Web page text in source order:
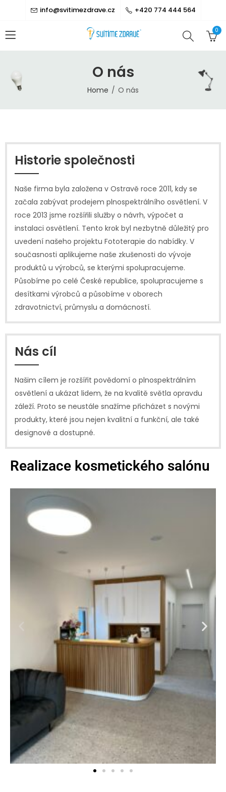
info@svitimezdrave.cz +420 774 444 564
0
O nás
Home O nás
Historie společnosti
Naše firma byla založena v Ostravě roce 2011, kdy se
začala zabývat prodejem plnospektrálního osvětlení. V
roce 2013 jsme rozšířili služby o návrh, výpočet a
instalaci osvětlení. Tento krok byl nezbytně důležitý pro
uvedení našeho projektu Fototerapie do nabídky. V
současnosti aplikujeme naše zkušenosti do vývoje
produktů u výrobců, se kterými spolupracujeme.
Působíme po celé České republice, spolupracujeme s
desítkami výrobců a působíme v oborech
zdravotnictví, průmyslu a domácností.
Nás cíl
Našim cílem je rozšířit povědomí o plnospektrálním
osvětlení a ukázat lidem, že na kvalitě světla opravdu
záleží. Proto se neustále snažíme přicházet s novými
produkty, které jsou nejen kvalitní a funkční, ale také
designové a dostupné.
Realizace kosmetického salónu